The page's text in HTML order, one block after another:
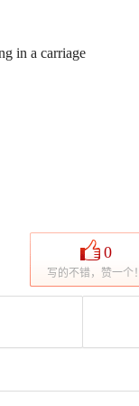
in a carriage
0
写的不错，赞一个！